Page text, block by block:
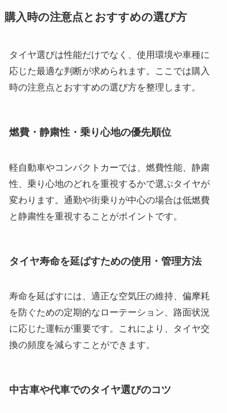
購入時の注意点とおすすめの選び方
タイヤ選びは性能だけでなく、使用環境や車種に
応じた最適な判断が求められます。ここでは購入
時の注意点とおすすめの選び方を整理します。
燃費・静粛性・乗り心地の優先順位
軽自動車やコンパクトカーでは、燃費性能、静粛
性、乗り心地のどれを重視するかで選ぶタイヤが
変わります。通勤や街乗りが中心の場合は低燃費
と静粛性を重視することがポイントです。
タイヤ寿命を延ばすための使用・管理方法
寿命を延ばすには、適正な空気圧の維持、偏摩耗
を防ぐための定期的なローテーション、路面状況
に応じた運転が重要です。これにより、タイヤ交
換の頻度を減らすことができます。
中古車や代車でのタイヤ選びのコツ